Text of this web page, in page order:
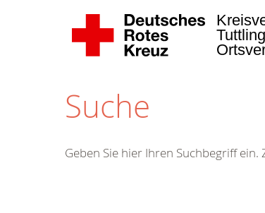
Suche
Geben Sie hier Ihren Suchbegriff